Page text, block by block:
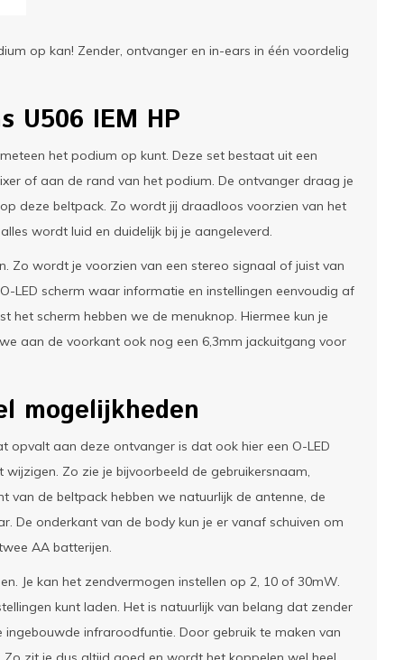
op kan! Zender, ontvanger en in-ears in één voordelig
U506 IEM HP
het podium op kunt. Deze set bestaat uit een
of aan de rand van het podium. De ontvanger draag je
deze beltpack. Zo wordt jij draadloos voorzien van het
wordt luid en duidelijk bij je aangeleverd.
Zo wordt je voorzien van een stereo signaal of juist van
LED scherm waar informatie en instellingen eenvoudig af
het scherm hebben we de menuknop. Hiermee kun je
aan de voorkant ook nog een 6,3mm jackuitgang voor
mogelijkheden
opvalt aan deze ontvanger is dat ook hier een O-LED
Zo zie je bijvoorbeeld de gebruikersnaam,
de beltpack hebben we natuurlijk de antenne, de
De onderkant van de body kun je er vanaf schuiven om
AA batterijen.
Je kan het zendvermogen instellen op 2, 10 of 30mW.
kunt laden. Het is natuurlijk van belang dat zender
infraroodfuntie. Door gebruik te maken van